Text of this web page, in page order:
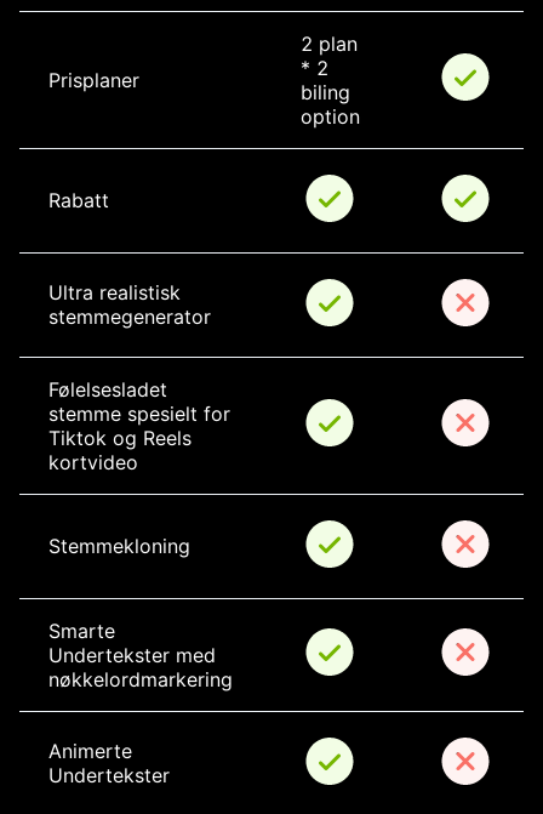
Prisplaner
2 plan
* 2
biling
option
Rabatt
Ultra realistisk
stemmegenerator
Følelsesladet
stemme spesielt for
Tiktok og Reels
kortvideo
Stemmekloning
Smarte
Undertekster med
nøkkelordmarkering
Animerte
Undertekster